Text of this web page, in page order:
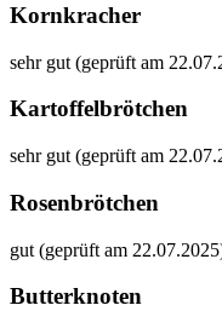
Kornkracher
sehr gut (geprüft am
Kartoffelbrötchen
sehr gut (geprüft am
Rosenbrötchen
gut (geprüft am
Butterknoten